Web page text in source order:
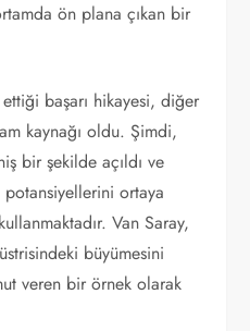
ön plana çıkan bir
başarı hikayesi, diğer
kaynağı oldu. Şimdi,
bir şekilde açıldı ve
ortaya
Van Saray,
büyümesini
veren bir örnek olarak